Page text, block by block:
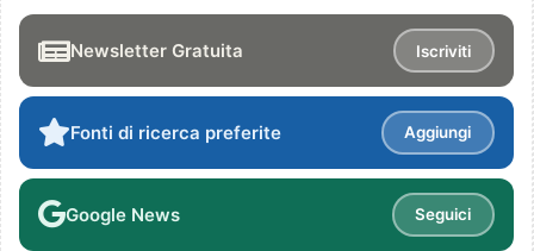
Newsletter Gratuita Iscriviti
Fonti di ricerca preferite Aggiungi
Google News Seguici